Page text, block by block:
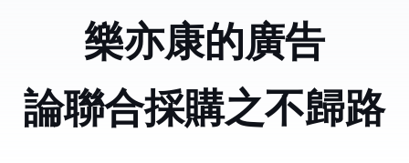
樂亦康的廣告
論聯合採購之不歸路